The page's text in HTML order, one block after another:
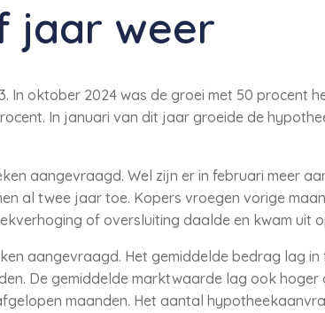
jaar weer
In oktober 2024 was de groei met 50 procent
In januari van dit jaar groeide de
aangevraagd. Wel zijn er in februari meer
al twee jaar toe. Kopers vroegen vorige
of oversluiting daalde en kwam uit
aangevraagd. Het gemiddelde bedrag lag in
De gemiddelde marktwaarde lag ook
maanden. Het aantal